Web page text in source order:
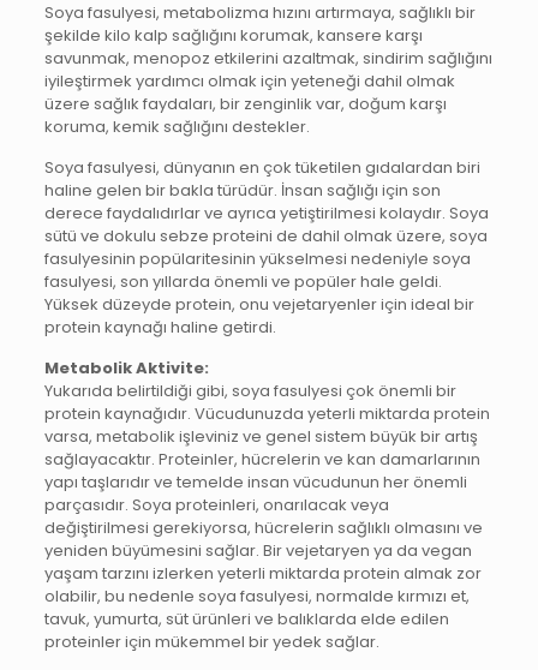
Soya fasulyesi, metabolizma hızını artırmaya, sağlıklı bir
şekilde kilo kalp sağlığını korumak, kansere karşı
savunmak, menopoz etkilerini azaltmak, sindirim sağlığını
iyileştirmek yardımcı olmak için yeteneği dahil olmak
üzere sağlık faydaları, bir zenginlik var, doğum karşı
koruma, kemik sağlığını destekler.
Soya fasulyesi, dünyanın en çok tüketilen gıdalardan biri
haline gelen bir bakla türüdür. İnsan sağlığı için son
derece faydalıdırlar ve ayrıca yetiştirilmesi kolaydır. Soya
sütü ve dokulu sebze proteini de dahil olmak üzere, soya
fasulyesinin popülaritesinin yükselmesi nedeniyle soya
fasulyesi, son yıllarda önemli ve popüler hale geldi.
Yüksek düzeyde protein, onu vejetaryenler için ideal bir
protein kaynağı haline getirdi.
Metabolik Aktivite:
Yukarıda belirtildiği gibi, soya fasulyesi çok önemli bir
protein kaynağıdır. Vücudunuzda yeterli miktarda protein
varsa, metabolik işleviniz ve genel sistem büyük bir artış
sağlayacaktır. Proteinler, hücrelerin ve kan damarlarının
yapı taşlarıdır ve temelde insan vücudunun her önemli
parçasıdır. Soya proteinleri, onarılacak veya
değiştirilmesi gerekiyorsa, hücrelerin sağlıklı olmasını ve
yeniden büyümesini sağlar. Bir vejetaryen ya da vegan
yaşam tarzını izlerken yeterli miktarda protein almak zor
olabilir, bu nedenle soya fasulyesi, normalde kırmızı et,
tavuk, yumurta, süt ürünleri ve balıklarda elde edilen
proteinler için mükemmel bir yedek sağlar.